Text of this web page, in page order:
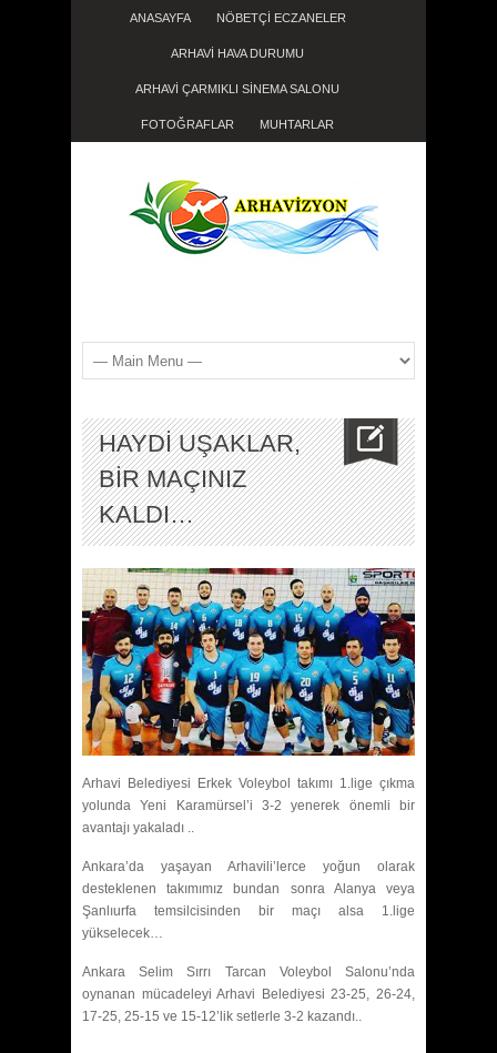
ANASAYFA NÖBETÇİ ECZANELER
ARHAVİ HAVA DURUMU
ARHAVİ ÇARMIKLI SİNEMA SALONU
FOTOĞRAFLAR MUHTARLAR
HAYDİ UŞAKLAR,
BİR MAÇINIZ
KALDI…
Arhavi Belediyesi Erkek Voleybol takımı 1.lige çıkma
yolunda Yeni Karamürsel’i 3-2 yenerek önemli bir
avantajı yakaladı ..
Ankara’da yaşayan Arhavili’lerce yoğun olarak
desteklenen takımımız bundan sonra Alanya veya
Şanlıurfa temsilcisinden bir maçı alsa 1.lige
yükselecek…
Ankara Selim Sırrı Tarcan Voleybol Salonu’nda
oynanan mücadeleyi Arhavi Belediyesi 23-25, 26-24,
17-25, 25-15 ve 15-12’lik setlerle 3-2 kazandı..